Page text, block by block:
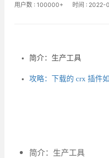
用户数 : 100000+ 时间 : 2022-
简介：生产工具
攻略：下载的 crx 插件
简介：生产工具